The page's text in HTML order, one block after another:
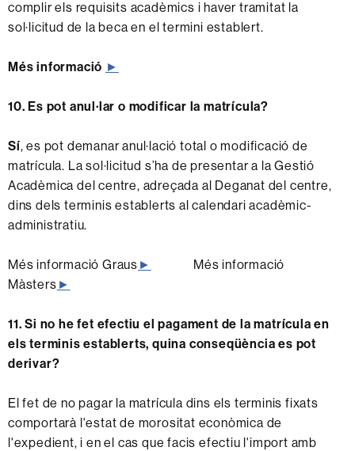
complir els requisits acadèmics i haver tramitat la
sol·licitud de la beca en el termini establert.
Més informació ►
10. Es pot anul·lar o modificar la matrícula?
Sí, es pot demanar anul·lació total o modificació de
matrícula. La sol·licitud s’ha de presentar a la Gestió
Acadèmica del centre, adreçada al Deganat del centre,
dins dels terminis establerts al calendari acadèmic-
administratiu.
Més informació Graus ►
Més informació
Màsters ►
11. Si no he fet efectiu el pagament de la matrícula en
els terminis establerts, quina conseqüència es pot
derivar?
El fet de no pagar la matrícula dins els terminis fixats
comportarà l'estat de morositat econòmica de
l'expedient, i en el cas que facis efectiu l'import amb